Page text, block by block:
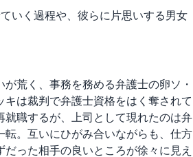
いく過程や、彼らに片思いする男女
荒く、事務を務める弁護士の卵ソ・
は裁判で弁護士資格をはく奪されて
職するが、上司として現れたのは弁
。互いにひがみ合いながらも、仕方
った相手の良いところが徐々に見え